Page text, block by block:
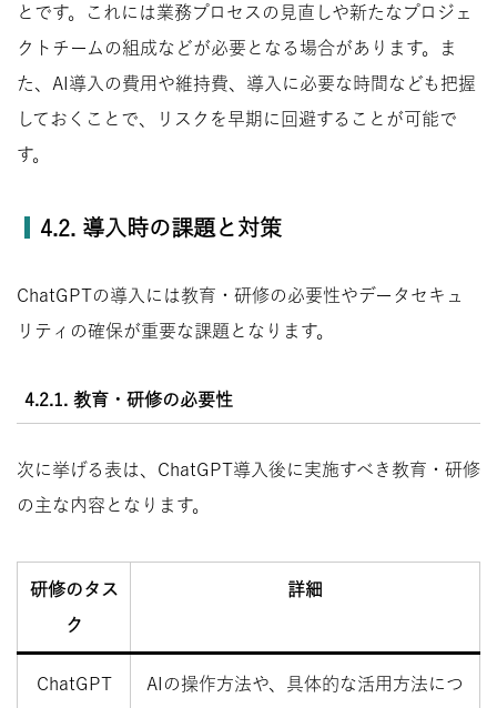
とです。これには業務プロセスの見直しや新たなプロジェ
クトチームの組成などが必要となる場合があります。ま
た、AI導入の費用や維持費、導入に必要な時間なども把握
しておくことで、リスクを早期に回避することが可能で
す。
4.2. 導入時の課題と対策
ChatGPTの導入には教育・研修の必要性やデータセキュ
リティの確保が重要な課題となります。
4.2.1. 教育・研修の必要性
次に挙げる表は、ChatGPT導入後に実施すべき教育・研修
の主な内容となります。
研修のタス
ク
詳細
ChatGPT
AIの操作方法や、具体的な活用方法につ